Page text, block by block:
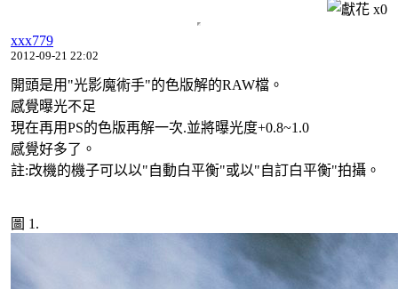
x0
xxx779
2012-09-21 22:02
開頭是用"光影魔術手"的色版解的RAW檔。
感覺曝光不足
現在再用PS的色版再解一次.並將曝光度+0.8~1.0
感覺好多了。
註:改機的機子可以以"自動白平衡"或以"自訂白平衡"拍攝。
圖 1.